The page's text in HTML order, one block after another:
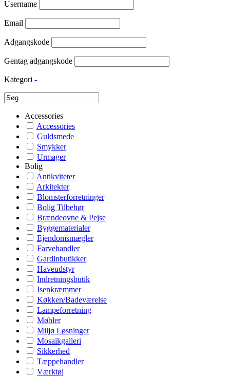
Username
Email
Adgangskode
Gentag adgangskode
Kategori -
Accessories
Accessories
Guldsmede
Smykker
Urmager
Bolig
Antikviteter
Arkitekter
Blomsterforretninger
Bolig Tilbehør
Brændeovne & Pejse
Byggematerialer
Ejendomsmægler
Farvehandler
Gardinbutikker
Haveudstyr
Indretningsbutik
Isenkræmmer
Køkken/Badeværelse
Lampeforretning
Møbler
Miljø Løsninger
Mosaikgalleri
Sikkerhed
Tæppehandler
Værktøj